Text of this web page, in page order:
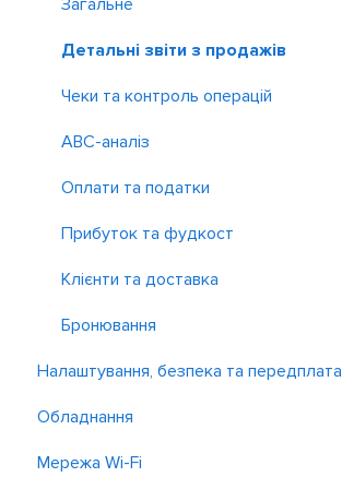
Інші застосунки
Як навести лад у фінансах
Фінансові звіти та Cash flow
P&L
Детальні звіти з продажів
Чеки та контроль операцій
ABC-аналіз
Оплати та податки
Прибуток та фудкост
Клієнти та доставка
Бронювання
Налаштування, безпека та передплата
Загальні налаштування акаунта
Безпека
Обладнання
Принтери
Мережа Wi-Fi